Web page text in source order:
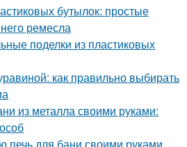
бутылок: простые
ремесла
поделки из пластиковых
как правильно выбирать
из металла своими руками: